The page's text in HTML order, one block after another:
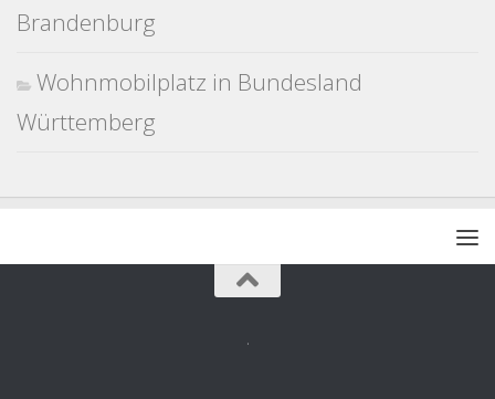
Brandenburg
Wohnmobilplatz in Bundesland
Württemberg
.